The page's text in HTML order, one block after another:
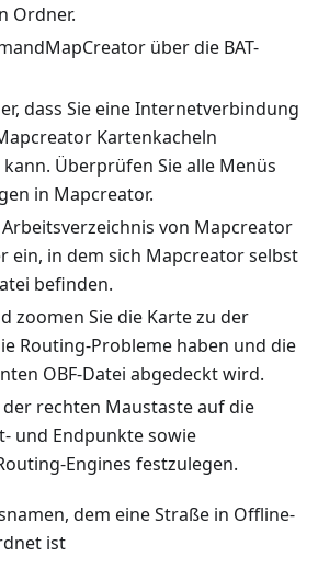
Ordner.
über die BAT-
dass Sie eine Internetverbindung
Kartenkacheln
Überprüfen Sie alle Menüs
in Mapcreator.
Arbeitsverzeichnis von Mapcreator
ein, in dem sich Mapcreator selbst
befinden.
zoomen Sie die Karte zu der
Routing-Probleme haben und die
OBF-Datei abgedeckt wird.
der rechten Maustaste auf die
und Endpunkte sowie
Engines festzulegen.
dem eine Straße in Offline-
ist